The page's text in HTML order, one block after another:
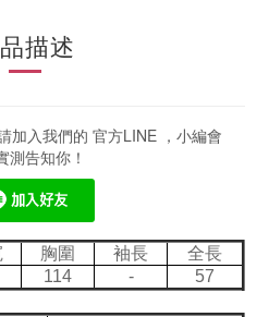
描述
加入我們的 官方LINE ，小編會
測告知你！
胸圍 袖長
全長
114 - 57